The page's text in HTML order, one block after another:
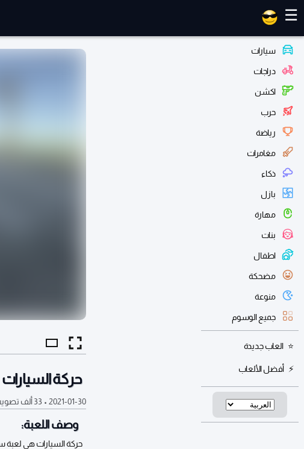
☰
سيارات
دراجات
اكشن
حرب
رياضة
مغامرات
ذكاء
بازل
مهارة
بنات
اطفال
مضحكة
منوعة
جميع الوسوم
العاب جديدة
أفضل الألعاب
حركة السيارات
2021-01-30
• 33 ألف
وصف اللعبة:
حركة السيارات هي لعبة